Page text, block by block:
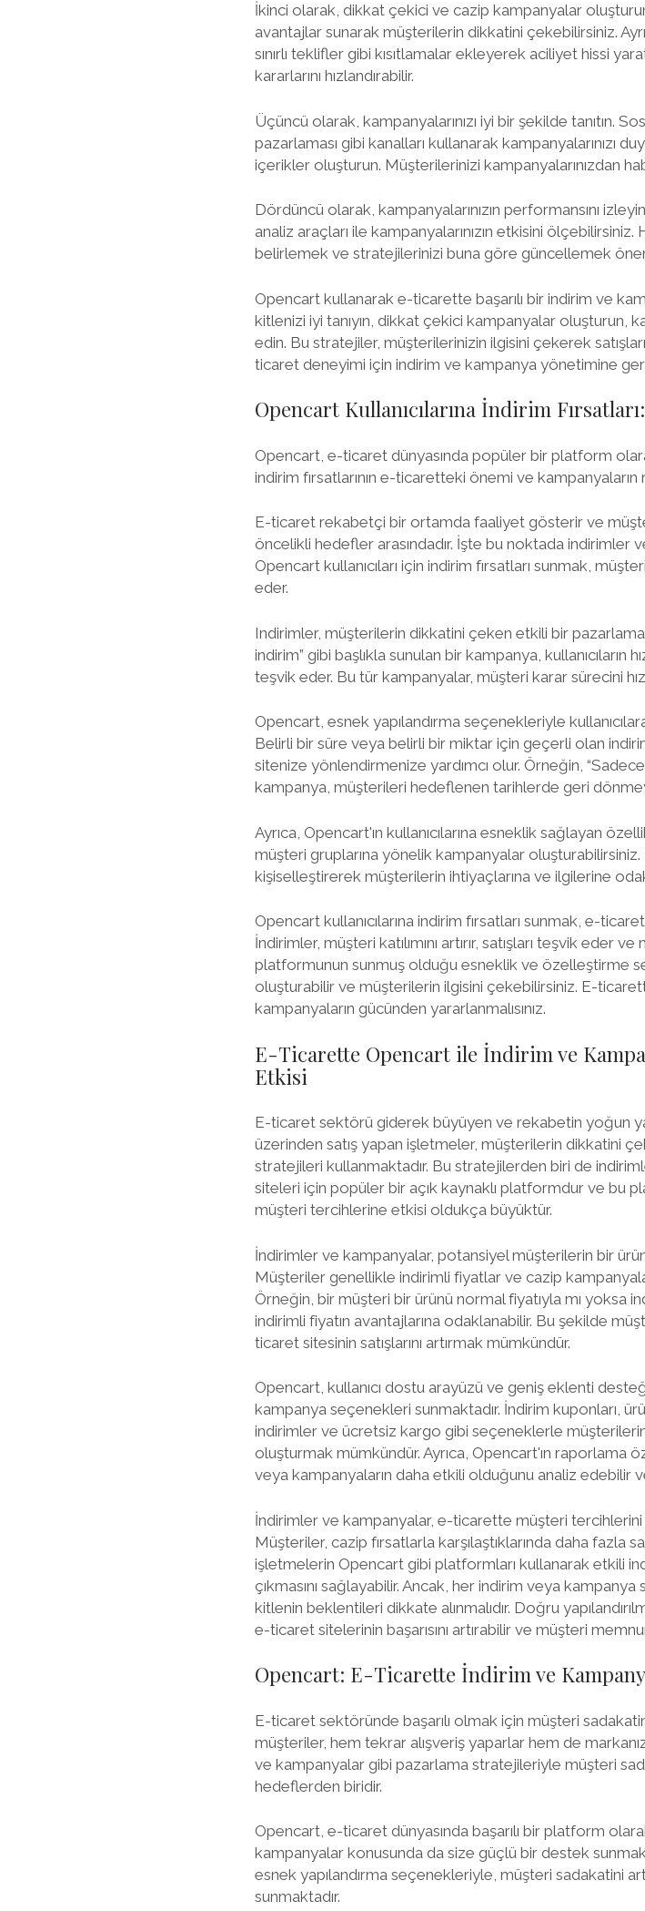
İkinci olarak, dikkat çekici ve cazip kampanyalar
avantajlar sunarak müşterilerin dikkatini çekebilirsiniz.
sınırlı teklifler gibi kısıtlamalar ekleyerek aciliyet hissi
kararlarını hızlandırabilir.
Üçüncü olarak, kampanyalarınızı iyi bir şekilde tanıtın.
pazarlaması gibi kanalları kullanarak kampanyalarınızı
içerikler oluşturun. Müşterilerinizi kampanyalarınızdan
Dördüncü olarak, kampanyalarınızın performansını
analiz araçları ile kampanyalarınızın etkisini
belirlemek ve stratejilerinizi buna göre güncellemek
Opencart kullanarak e-ticarette başarılı bir indirim ve
kitlenizi iyi tanıyın, dikkat çekici kampanyalar oluşturun,
edin. Bu stratejiler, müşterilerinizin ilgisini çekerek
ticaret deneyimi için indirim ve kampanya yönetimine
Opencart Kullanıcılarına İndirim
Opencart, e-ticaret dünyasında popüler bir platform
indirim fırsatlarının e-ticaretteki önemi ve
E-ticaret rekabetçi bir ortamda faaliyet gösterir ve
öncelikli hedefler arasındadır. İşte bu noktada indirimler
Opencart kullanıcıları için indirim fırsatları sunmak, müşteri
eder.
Indirimler, müşterilerin dikkatini çeken etkili bir
indirim” gibi başlıkla sunulan bir kampanya, kullanıcıların
teşvik eder. Bu tür kampanyalar, müşteri karar sürecini
Opencart, esnek yapılandırma seçenekleriyle
Belirli bir süre veya belirli bir miktar için geçerli olan
sitenize yönlendirmenize yardımcı olur. Örneğin,
kampanya, müşterileri hedeflenen tarihlerde geri
Ayrıca, Opencart'ın kullanıcılarına esneklik sağlayan
müşteri gruplarına yönelik kampanyalar
kişiselleştirerek müşterilerin ihtiyaçlarına ve ilgilerine
Opencart kullanıcılarına indirim fırsatları sunmak, e-
İndirimler, müşteri katılımını artırır, satışları teşvik eder
platformunun sunmuş olduğu esneklik ve özelleştirme
oluşturabilir ve müşterilerin ilgisini çekebilirsiniz. E-
kampanyaların gücünden yararlanmalısınız.
E-Ticarette Opencart ile İndirim ve
Etkisi
E-ticaret sektörü giderek büyüyen ve rekabetin yoğun
üzerinden satış yapan işletmeler, müşterilerin dikkatini
stratejileri kullanmaktadır. Bu stratejilerden biri de
siteleri için popüler bir açık kaynaklı platformdur ve bu
müşteri tercihlerine etkisi oldukça büyüktür.
İndirimler ve kampanyalar, potansiyel müşterilerin bir
Müşteriler genellikle indirimli fiyatlar ve cazip
Örneğin, bir müşteri bir ürünü normal fiyatıyla mı yoksa
indirimli fiyatın avantajlarına odaklanabilir. Bu şekilde
ticaret sitesinin satışlarını artırmak mümkündür.
Opencart, kullanıcı dostu arayüzü ve geniş eklenti
kampanya seçenekleri sunmaktadır. İndirim kuponları,
indirimler ve ücretsiz kargo gibi seçeneklerle
oluşturmak mümkündür. Ayrıca, Opencart'ın raporlama
veya kampanyaların daha etkili olduğunu analiz edebilir
İndirimler ve kampanyalar, e-ticarette müşteri
Müşteriler, cazip fırsatlarla karşılaştıklarında daha fazla
işletmelerin Opencart gibi platformları kullanarak etkili
çıkmasını sağlayabilir. Ancak, her indirim veya
kitlenin beklentileri dikkate alınmalıdır. Doğru
e-ticaret sitelerinin başarısını artırabilir ve müşteri
Opencart: E-Ticarette İndirim ve
E-ticaret sektöründe başarılı olmak için müşteri
müşteriler, hem tekrar alışveriş yaparlar hem de
ve kampanyalar gibi pazarlama stratejileriyle müşteri
hedeflerden biridir.
Opencart, e-ticaret dünyasında başarılı bir platform
kampanyalar konusunda da size güçlü bir destek
esnek yapılandırma seçenekleriyle, müşteri sadakatini
sunmaktadır.